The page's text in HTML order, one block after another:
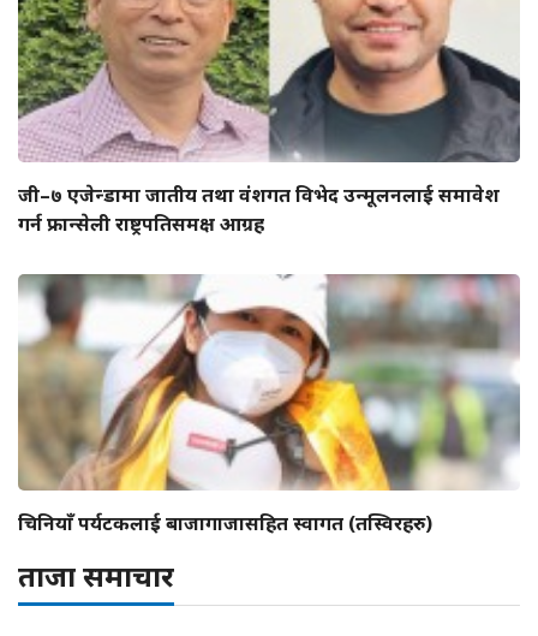
जी–७ एजेन्डामा जातीय तथा वंशगत विभेद उन्मूलनलाई समावेश
गर्न फ्रान्सेली राष्ट्रपतिसमक्ष आग्रह
चिनियाँ पर्यटकलाई बाजागाजासहित स्वागत (तस्विरहरु)
ताजा समाचार